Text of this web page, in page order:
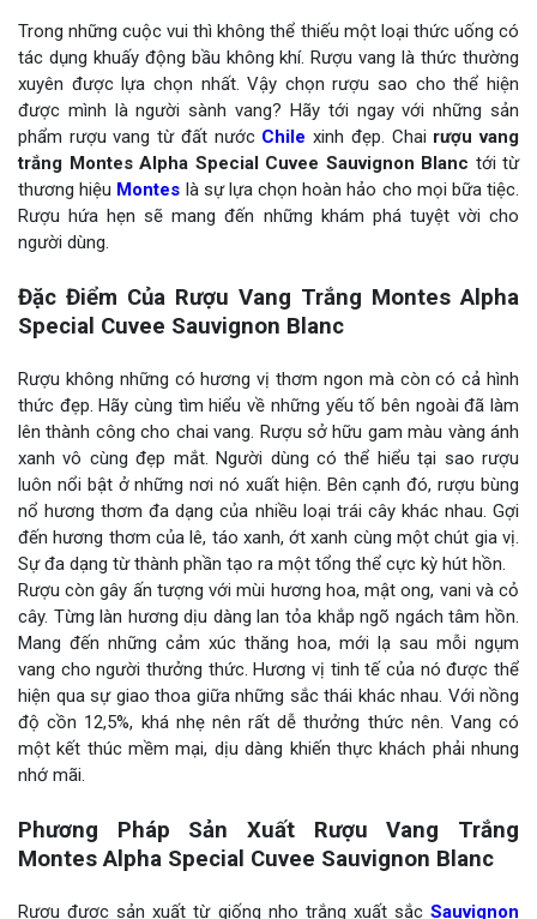
Trong những cuộc vui thì không thể thiếu một loại thức uống có
tác dụng khuấy động bầu không khí. Rượu vang là thức thường
xuyên được lựa chọn nhất. Vậy chọn rượu sao cho thể hiện
được mình là người sành vang? Hãy tới ngay với những sản
phẩm rượu vang từ đất nước Chile xinh đẹp. Chai rượu vang
trắng Montes Alpha Special Cuvee Sauvignon Blanc tới từ
thương hiệu Montes là sự lựa chọn hoàn hảo cho mọi bữa tiệc.
Rượu hứa hẹn sẽ mang đến những khám phá tuyệt vời cho
người dùng.
Đặc Điểm Của Rượu Vang Trắng Montes Alpha
Special Cuvee Sauvignon Blanc
Rượu không những có hương vị thơm ngon mà còn có cả hình
thức đẹp. Hãy cùng tìm hiểu về những yếu tố bên ngoài đã làm
lên thành công cho chai vang. Rượu sở hữu gam màu vàng ánh
xanh vô cùng đẹp mắt. Người dùng có thể hiểu tại sao rượu
luôn nổi bật ở những nơi nó xuất hiện. Bên cạnh đó, rượu bùng
nổ hương thơm đa dạng của nhiều loại trái cây khác nhau. Gợi
đến hương thơm của lê, táo xanh, ớt xanh cùng một chút gia vị.
Sự đa dạng từ thành phần tạo ra một tổng thể cực kỳ hút hồn.
Rượu còn gây ấn tượng với mùi hương hoa, mật ong, vani và cỏ
cây. Từng làn hương dịu dàng lan tỏa khắp ngõ ngách tâm hồn.
Mang đến những cảm xúc thăng hoa, mới lạ sau mỗi ngụm
vang cho người thưởng thức. Hương vị tinh tế của nó được thể
hiện qua sự giao thoa giữa những sắc thái khác nhau. Với nồng
độ cồn 12,5%, khá nhẹ nên rất dễ thưởng thức nên. Vang có
một kết thúc mềm mại, dịu dàng khiến thực khách phải nhung
nhớ mãi.
Phương Pháp Sản Xuất Rượu Vang Trắng
Montes Alpha Special Cuvee Sauvignon Blanc
Rượu được sản xuất từ giống nho trắng xuất sắc Sauvignon